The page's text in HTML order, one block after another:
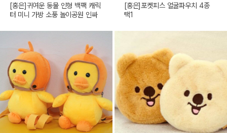
[홍은]귀여운 동물 인형 백팩 캐릭
터 미니 가방 소풍 놀이공원 인싸
[홍은]포켓피스 얼굴파우치 4종
택1